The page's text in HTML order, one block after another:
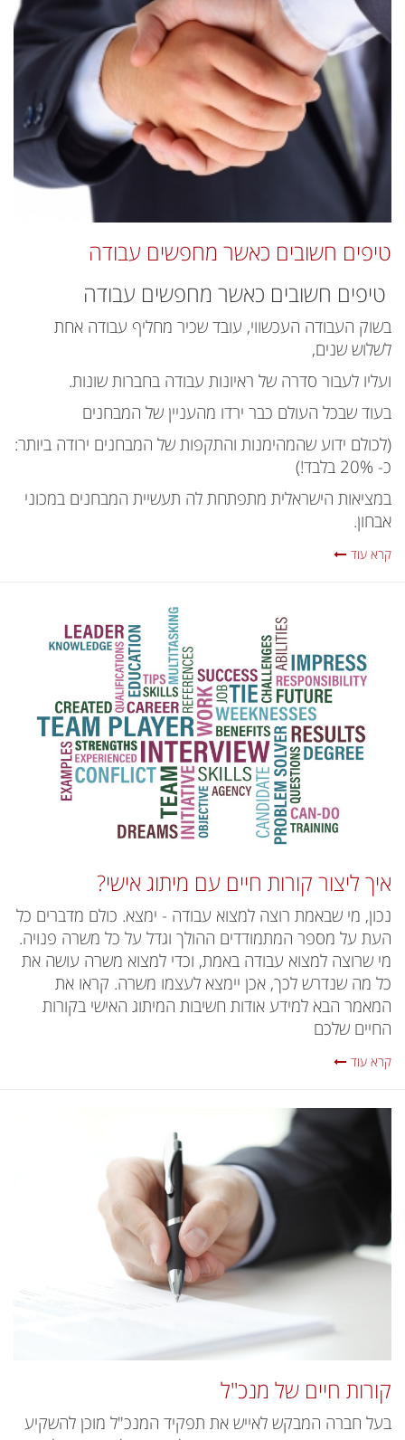
טיפים חשובים כאשר מחפשים עבודה
טיפים חשובים כאשר מחפשים עבודה
בשוק העבודה העכשווי, עובד שכיר מחליף עבודה אחת
לשלוש שנים,
ועליו לעבור סדרה של ראיונות עבודה בחברות שונות.
בעוד שבכל העולם כבר ירדו מהעניין של המבחנים
(לכולם ידוע שהמהימנות והתקפות של המבחנים ירודה ביותר:
כ- 20% בלבד!)
במציאות הישראלית מתפתחת לה תעשיית המבחנים במכוני
אבחון.
קרא עוד
איך ליצור קורות חיים עם מיתוג אישי?
נכון, מי שבאמת רוצה למצוא עבודה - ימצא. כולם מדברים כל
העת על מספר המתמודדים ההולך וגדל על כל משרה פנויה.
מי שרוצה למצוא עבודה באמת, וכדי למצוא משרה עושה את
כל מה שנדרש לכך, אכן יימצא לעצמו משרה. קראו את
המאמר הבא למידע אודות חשיבות המיתוג האישי בקורות
החיים שלכם
קרא עוד
קורות חיים של מנכ"ל
בעל חברה המבקש לאייש את תפקיד המנכ"ל מוכן להשקיע